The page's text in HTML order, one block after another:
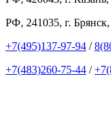
РФ, 241035, г.
+7(495)137-97-94 /
+7(483)260-75-44 /